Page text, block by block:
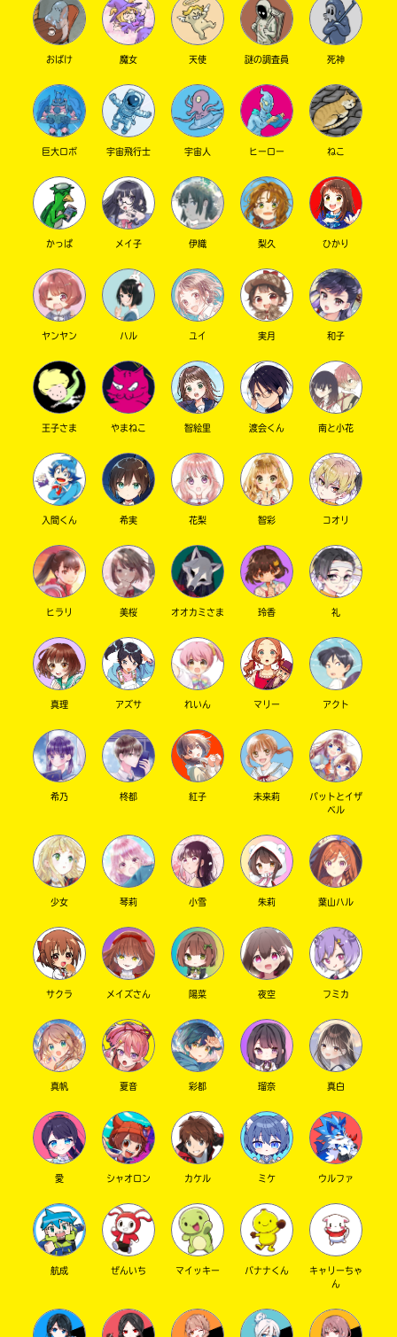
キーワードから探す
オフィシャルアカウント
SNSでシェアする
おばけ 魔女 天使 謎の調査員 死神
巨大ロボ 宇宙飛行士 宇宙人 ヒーロー ねこ
かっぱ メイ子 伊織 梨久 ひかり
ヤンヤン ハル ユイ 実月 和子
王子さま やまねこ 智絵里 渡会くん 南と小花
入間くん 希実 花梨 智彩 コオリ
ヒラリ 美桜 オオカミさま 玲香 礼
真理 アズサ れいん マリー アクト
希乃 柊都 紅子 未来莉
パットとイザ
ベル
少女 琴莉 小雪 朱莉 葉山ハル
サクラ メイズさん 陽菜 夜空 フミカ
真帆 夏音 彩都 瑠奈 真白
愛 シャオロン カケル ミケ ウルファ
航成 ぜんいち マイッキー バナナくん
キャリーちゃ
ん